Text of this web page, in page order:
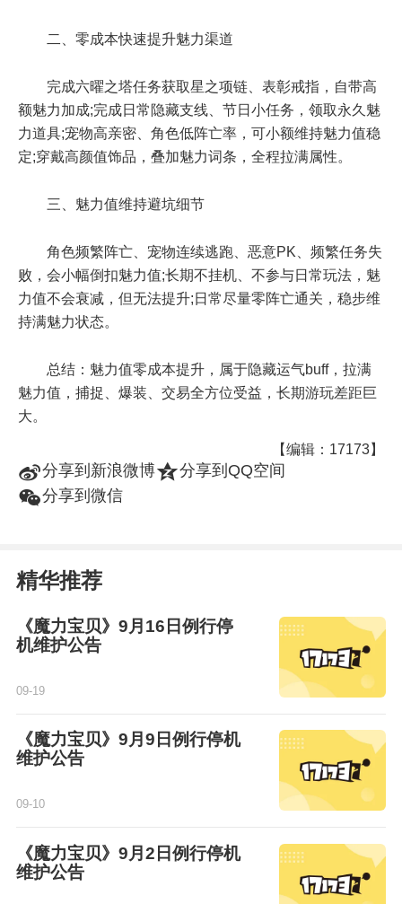
二、零成本快速提升魅力渠道
完成六曜之塔任务获取星之项链、表彰戒指，自带高
额魅力加成;完成日常隐藏支线、节日小任务，领取永久魅
力道具;宠物高亲密、角色低阵亡率，可小额维持魅力值稳
定;穿戴高颜值饰品，叠加魅力词条，全程拉满属性。
三、魅力值维持避坑细节
角色频繁阵亡、宠物连续逃跑、恶意PK、频繁任务失
败，会小幅倒扣魅力值;长期不挂机、不参与日常玩法，魅
力值不会衰减，但无法提升;日常尽量零阵亡通关，稳步维
持满魅力状态。
总结：魅力值零成本提升，属于隐藏运气buff，拉满
魅力值，捕捉、爆装、交易全方位受益，长期游玩差距巨
大。
【编辑：17173】
t分享到新浪微博z分享到QQ空间
w分享到微信
精华推荐
《魔力宝贝》9月16日例行停
机维护公告
09-19
《魔力宝贝》9月9日例行停机
维护公告
09-10
《魔力宝贝》9月2日例行停机
维护公告